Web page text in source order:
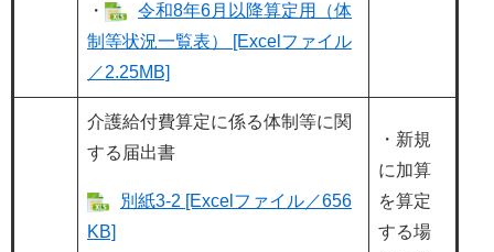
・
令和8年6月以降算定用（体
制等状況一覧表） [Excelファイル
／2.25MB]
介護給付費算定に係る体制等に関
する届出書
別紙3-2 [Excelファイル／656
KB]
・新規
に加算
を算定
する場